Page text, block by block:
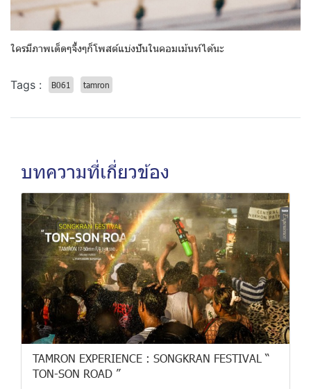
ใครมีภาพเด็ดๆจึ้งๆก็โพสต์แบ่งปันในคอมเม้นท์ได้นะ
Tags : B061 tamron
บทความที่เกี่ยวข้อง
TAMRON EXPERIENCE : SONGKRAN FESTIVAL “
TON-SON ROAD ”